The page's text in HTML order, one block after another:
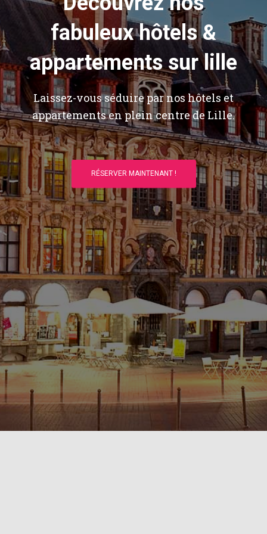
fabuleux hôtels &
appartements sur lille
Laissez-vous séduire par nos hôtels et
appartements en plein centre de Lille.
RÉSERVER MAINTENANT !